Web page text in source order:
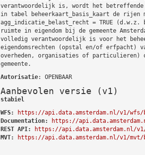
verantwoordelijk is, wordt het
in tabel beheerkaart_basis_kaart de rijen
agg_indicatie_belast_recht = TRUE
ruimte in eigendom bij de gemeente
volledig verantwoordelijk is voor het
eigendomsrechten (opstal en/of erfpacht)
overheden, organisaties of particulieren)
gemeente.
Autorisatie: OPENBAAR
Aanbevolen versie (v1)
stabiel
WFS:
https://api.data.amsterdam.nl/v1/wfs/
Documentation:
https://
REST API:
https://api.data.amsterdam.nl/
MVT:
https://api.data.amsterdam.nl/v1/mvt/